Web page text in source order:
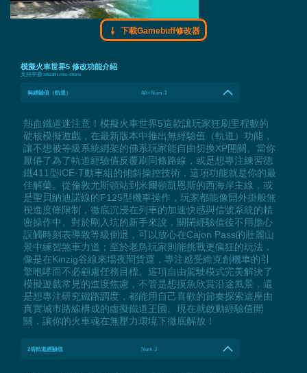
下載Gamebuff修改器
模擬火車世界5 修改功能介紹
支持平臺:steam,ms-store
無經驗值（軌道） Alt+Num 3
熱血鐵道迷注意！模擬火車世界5這款讓玩家狂刷里程數的
硬核模擬遊戲，在最新版本中推出無經驗值（軌道）功能，
讓不想被等級系統綁架的佛系玩家能自由切換XP開關。當你
厭倦了為了軌道經驗值反覆刷同條路線，或是想專注練習德
鐵411型ICE-T動車組的傾斜操控技術，這項功能就是你的最
佳解藥。從倫敦尤斯頓站到米爾頓凱恩斯的西海岸主線，或
是聖貝納迪諾線的F125型機車操作，玩家都能像開外掛般無
視進度條限制，徹底沉浸在列車的加速快感與信號系統的精
密操作中。對於剛入坑的新手來說，關閉經驗值後不用擔心
誤觸時刻表導致等級倒退，可以放心在Cajon Pass的壯麗山
景中練習煞車力道；至於老鳥玩家則能挑戰更瘋狂的玩法，
像是在Kinzig谷線來場夜間貨運，專注感受維克創機車的引
擎咆哮而不必顧慮任務目標。這項自由駕駛模式完美解決了
模擬遊戲常見的進度焦慮，不管是想摸魚欣賞沿途風景，還
是想專注研究鐵路調度，都能用自己喜歡的節奏探索這座由
真實城市路線構成的虛擬鐵道王國。現在就啟動經驗值開
關，讓你的火車魂在無壓力環境下徹底解放！
2倍軌道經驗值 Num 3